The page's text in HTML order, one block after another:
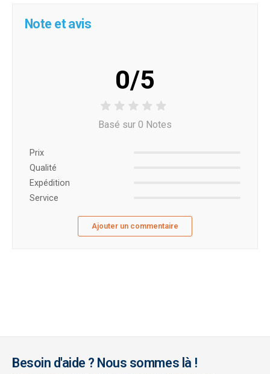
Note et avis
0/5
Basé sur 0 Notes
Prix ​​
Qualité
Expédition
Service
Ajouter un commentaire
Besoin d'aide ? Nous sommes là !